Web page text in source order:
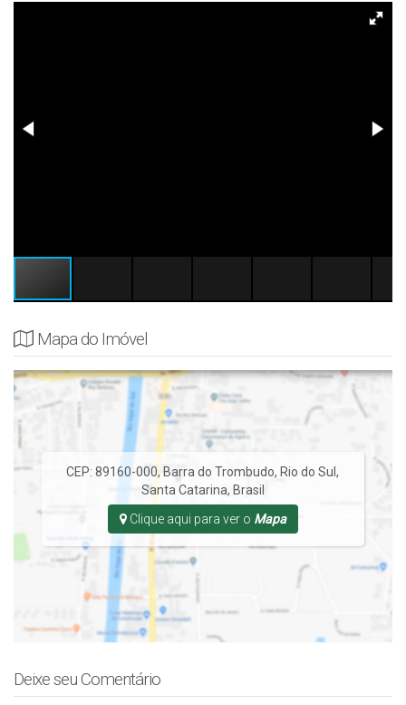
Mapa do Imóvel
CEP: 89160-000, Barra do Trombudo, Rio do Sul,
Santa Catarina, Brasil
Clique aqui para ver o Mapa
Deixe seu Comentário